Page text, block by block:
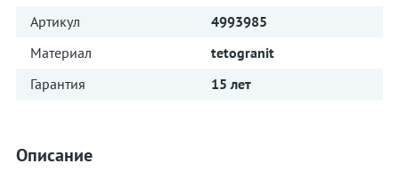
Артикул
4993985
Материал
tetogranit
Гарантия
15 лет
Описание